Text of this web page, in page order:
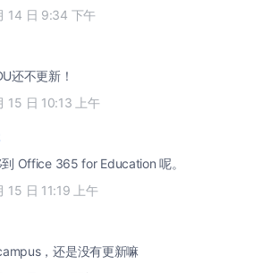
14 日 9:34 下午
还不更新！
15 日 10:13 上午
Office 365 for Education 呢。
15 日 11:19 上午
，还是没有更新嘛